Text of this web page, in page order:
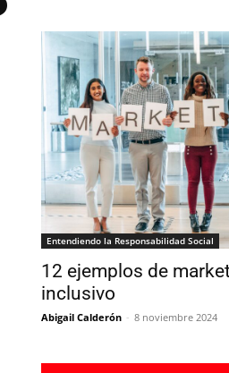
Entendiendo la Responsabilidad Social
12 ejemplos de
inclusivo
Abigail Calderón - 8 noviembre 2024